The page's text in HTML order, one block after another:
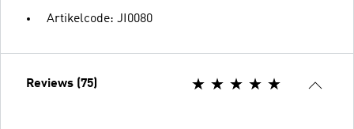
Artikelcode: JI0080
Reviews (75)